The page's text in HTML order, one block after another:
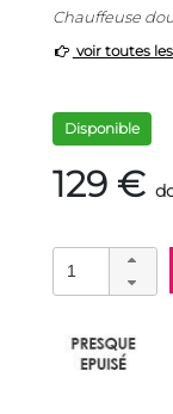
Chauffeuse
voir toutes
Disponible
129 €